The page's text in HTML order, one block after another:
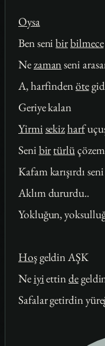
Oysa
Ben senibirbilmece
Nezamanseni
A, harfindenöte
Geriye kalan
Yirmi sekizharf
Seni birtürlü
Kafam karışırdı
Aklım dururdu..
Yokluğun,
Hoşgeldin AŞK
Neiyiettinde
Safalar getirdin